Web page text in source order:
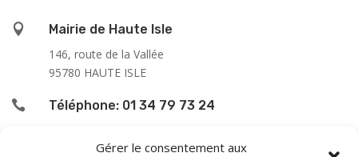
Gérer le consentement aux

Mairie de Haute Isle
146, route de la Vallée
95780 HAUTE ISLE
 Téléphone: 01 34 79 73 24
L’accueil du public se fait :